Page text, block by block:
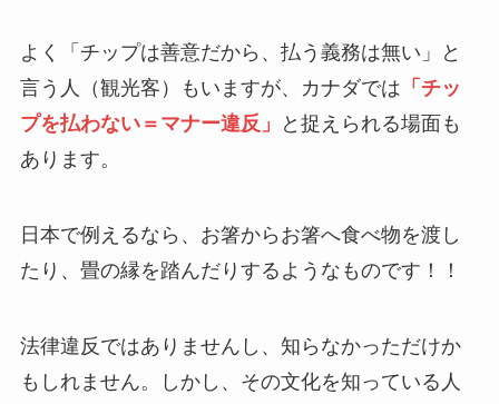
よく「チップは善意だから、払う義務は無い」と
言う人（観光客）もいますが、カナダでは 「チッ
プを払わない＝マナー違反」
と捉えられる場面も
あります。
日本で例えるなら、お箸からお箸へ食べ物を渡し
たり、畳の縁を踏んだりするようなものです！！
法律違反ではありませんし、知らなかっただけか
もしれません。しかし、その文化を知っている人